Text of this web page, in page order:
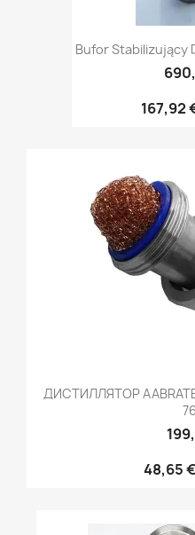
Bufor Stabilizujący
167,92
ДИСТИЛЛЯТОР
48,65 €